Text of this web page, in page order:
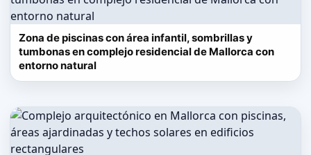
Zona de piscinas con área infantil, sombrillas y
tumbonas en complejo residencial de Mallorca con
entorno natural